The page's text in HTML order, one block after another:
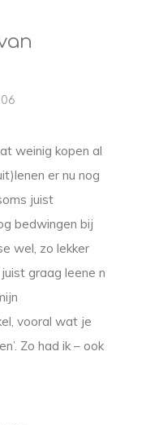
weinig kopen al
er nu nog
juist
bedwingen bij
wel, zo lekker
graag leene n
vooral wat je
Zo had ik – ook